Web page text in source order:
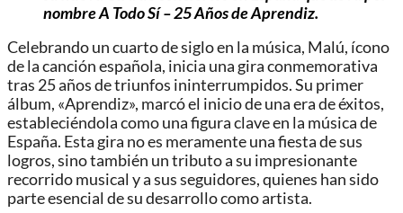
nombre A Todo Sí – 25 Años de Aprendiz.
Celebrando un cuarto de siglo en la música, Malú, ícono
de la canción española, inicia una gira conmemorativa
tras 25 años de triunfos ininterrumpidos. Su primer
álbum, «Aprendiz», marcó el inicio de una era de éxitos,
estableciéndola como una figura clave en la música de
España. Esta gira no es meramente una fiesta de sus
logros, sino también un tributo a su impresionante
recorrido musical y a sus seguidores, quienes han sido
parte esencial de su desarrollo como artista.